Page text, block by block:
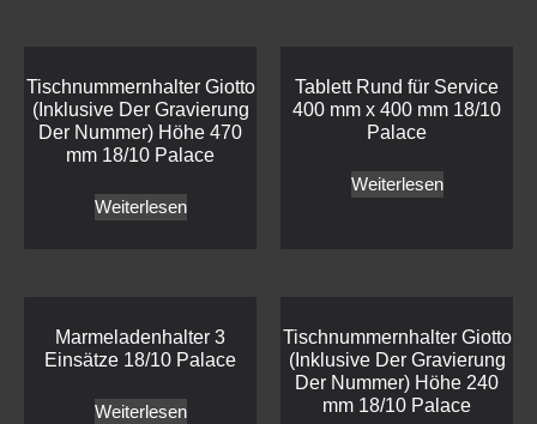
Tischnummernhalter Giotto
(Inklusive Der Gravierung
Der Nummer) Höhe 470
mm 18/10 Palace
Weiterlesen
Tablett Rund für Service
400 mm x 400 mm 18/10
Palace
Weiterlesen
Marmeladenhalter 3
Einsätze 18/10 Palace
Weiterlesen
Tischnummernhalter Giotto
(Inklusive Der Gravierung
Der Nummer) Höhe 240
mm 18/10 Palace